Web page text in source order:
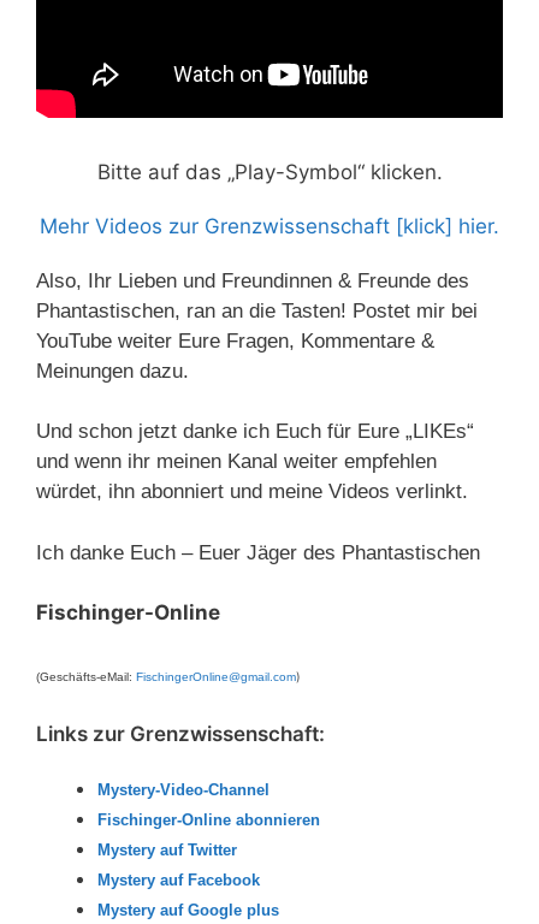
Bitte auf das „Play-Symbol“ klicken.
Mehr Videos zur Grenzwissenschaft [klick] hier.
Also, Ihr Lieben und Freundinnen & Freunde des
Phantastischen, ran an die Tasten! Postet mir bei
YouTube weiter Eure Fragen, Kommentare &
Meinungen dazu.
Und schon jetzt danke ich Euch für Eure „LIKEs“
und wenn ihr meinen Kanal weiter empfehlen
würdet, ihn abonniert und meine Videos verlinkt.
Ich danke Euch – Euer Jäger des Phantastischen
Fischinger-Online
(Geschäfts-eMail: FischingerOnline@gmail.com)
Links zur Grenzwissenschaft:
Mystery-Video-Channel
Fischinger-Online abonnieren
Mystery auf Twitter
Mystery auf Facebook
Mystery auf Google plus